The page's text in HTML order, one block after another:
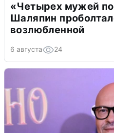
«Четырех мужей
Шаляпин
возлюбленной
6 августа 24